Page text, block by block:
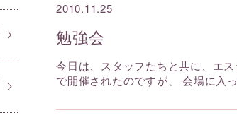
2010.11.25
勉強会
今日は、スタッフたちと共に、エ
で開催されたのですが、 会場に入